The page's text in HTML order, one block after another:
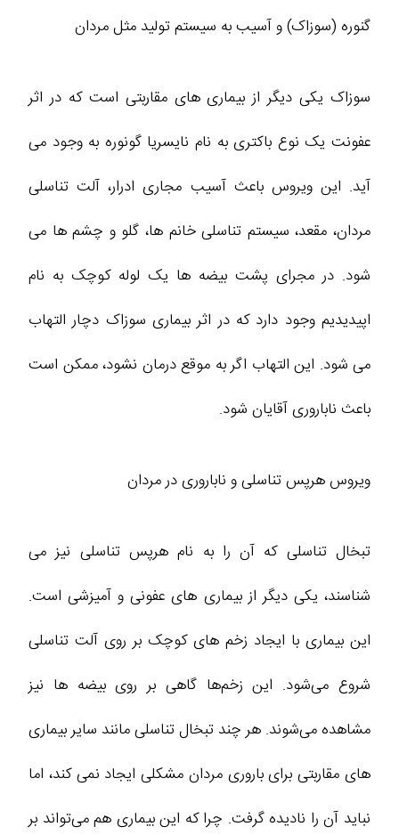
گنوره (سوزاک) و آسیب به سیستم تولید مثل مردان
سوزاک یکی دیگر از بیماری‌ های مقاربتی است که در اثر
عفونت یک نوع باکتری به نام نایسریا گونوره به وجود می‌
آید. این ویروس باعث آسیب مجاری ادرار، آلت تناسلی
مردان، مقعد، سیستم تناسلی خانم‌ ها، گلو و چشم‌ ها می‌
شود. در مجرای پشت بیضه‌ ها یک لوله کوچک به نام
اپیدیدیم وجود دارد که در اثر بیماری سوزاک دچار التهاب
می‌ شود. این التهاب اگر به موقع درمان نشود، ممکن است
باعث ناباروری آقایان شود.
ویروس هرپس تناسلی و ناباروری در مردان
تبخال تناسلی که آن را به نام هرپس تناسلی نیز می‌
شناسند، یکی دیگر از بیماری‌ های عفونی و آمیزشی است.
این بیماری با ایجاد زخم‌ های کوچک بر روی آلت تناسلی
شروع می‌شود. این زخم‌ها گاهی بر روی بیضه‌ ها نیز
مشاهده می‌شوند. هر چند تبخال تناسلی مانند سایر بیماری‌
های مقاربتی برای باروری مردان مشکلی ایجاد نمی‌ کند، اما
نباید آن را نادیده گرفت. چرا که این بیماری هم می‌تواند بر